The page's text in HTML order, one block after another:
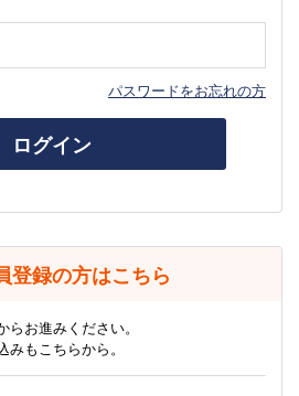
パスワードをお忘れの方
ログイン
登録の方はこちら
らお進みください。
みもこちらから。